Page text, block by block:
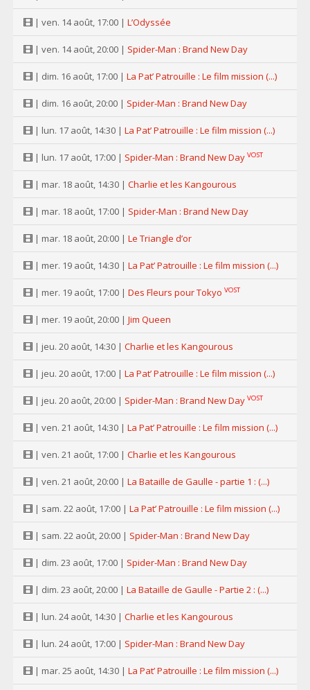
| ven. 14 août, 17:00 | L’Odyssée
| ven. 14 août, 20:00 | Spider-Man : Brand New Day
| dim. 16 août, 17:00 | La Pat’ Patrouille : Le film mission (...)
| dim. 16 août, 20:00 | Spider-Man : Brand New Day
| lun. 17 août, 14:30 | La Pat’ Patrouille : Le film mission (...)
| lun. 17 août, 17:00 | Spider-Man : Brand New Day VOST
| mar. 18 août, 14:30 | Charlie et les Kangourous
| mar. 18 août, 17:00 | Spider-Man : Brand New Day
| mar. 18 août, 20:00 | Le Triangle d’or
| mer. 19 août, 14:30 | La Pat’ Patrouille : Le film mission (...)
| mer. 19 août, 17:00 | Des Fleurs pour Tokyo VOST
| mer. 19 août, 20:00 | Jim Queen
| jeu. 20 août, 14:30 | Charlie et les Kangourous
| jeu. 20 août, 17:00 | La Pat’ Patrouille : Le film mission (...)
| jeu. 20 août, 20:00 | Spider-Man : Brand New Day VOST
| ven. 21 août, 14:30 | La Pat’ Patrouille : Le film mission (...)
| ven. 21 août, 17:00 | Charlie et les Kangourous
| ven. 21 août, 20:00 | La Bataille de Gaulle - partie 1 : (...)
| sam. 22 août, 17:00 | La Pat’ Patrouille : Le film mission (...)
| sam. 22 août, 20:00 | Spider-Man : Brand New Day
| dim. 23 août, 17:00 | Spider-Man : Brand New Day
| dim. 23 août, 20:00 | La Bataille de Gaulle - Partie 2 : (...)
| lun. 24 août, 14:30 | Charlie et les Kangourous
| lun. 24 août, 17:00 | Spider-Man : Brand New Day
| mar. 25 août, 14:30 | La Pat’ Patrouille : Le film mission (...)